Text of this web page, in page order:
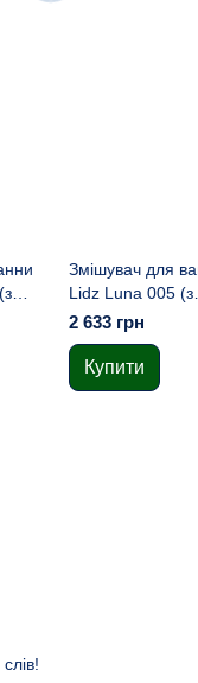
Змішувач для
Lidz Luna 005 (з
душовим
(k35)
Nickel
2 633 грн
Купити